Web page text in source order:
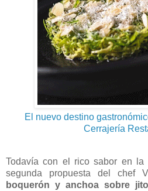
El nuevo destino
Cerrajería
Todavía con el rico sabor en la
segunda propuesta del chef
boquerón y anchoa sobre